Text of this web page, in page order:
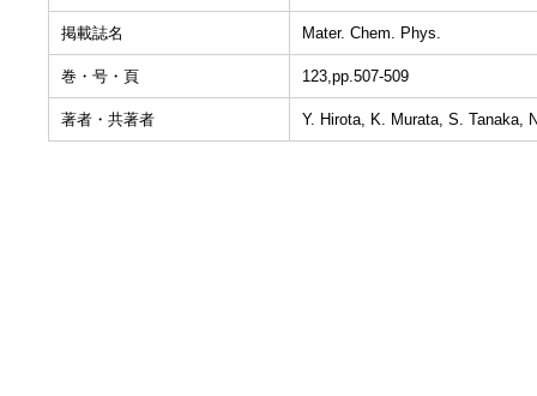
掲載誌名 Mater. Chem. Phys.
巻・号・頁 123,pp.507-509
著者・共著者 Y. Hirota, K. Murata, S. Tanaka,